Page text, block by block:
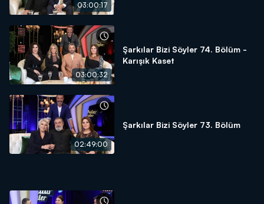
03:00:17
03:00:32
Şarkılar Bizi Söyler 74. Bölüm -
Karışık Kaset
02:49:00
Şarkılar Bizi Söyler 73. Bölüm